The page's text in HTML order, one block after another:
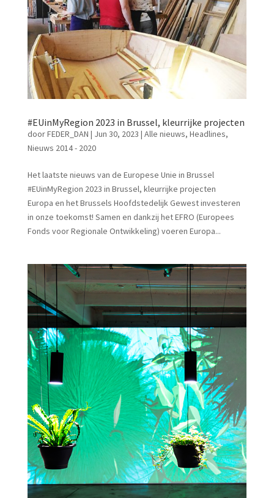
#EUinMyRegion 2023 in Brussel, kleurrijke projecten
doorFEDER_DAN | Jun 30, 2023 | Alle nieuws, Headlines,
Nieuws 2014 - 2020
Het laatste nieuws van de Europese Unie in Brussel
#EUinMyRegion 2023 in Brussel, kleurrijke projecten
Europa en het Brussels Hoofdstedelijk Gewest investeren
in onze toekomst! Samen en dankzij het EFRO (Europees
Fonds voor Regionale Ontwikkeling) voeren Europa...